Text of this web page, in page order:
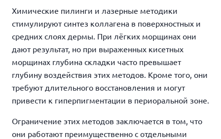
Химические пилинги и лазерные методики
стимулируют синтез коллагена в поверхностных и
средних слоях дермы. При лёгких морщинах они
дают результат, но при выраженных кисетных
морщинах глубина складки часто превышает
глубину воздействия этих методов. Кроме того, они
требуют длительного восстановления и могут
привести к гиперпигментации в периоральной зоне.
Ограничение этих методов заключается в том, что
они работают преимущественно с отдельными